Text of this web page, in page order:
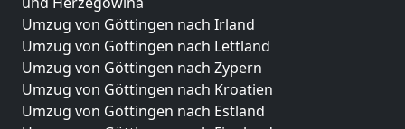
Umzug von Göttingen nach Irland
Umzug von Göttingen nach Lettland
Umzug von Göttingen nach Zypern
Umzug von Göttingen nach Kroatien
Umzug von Göttingen nach Estland